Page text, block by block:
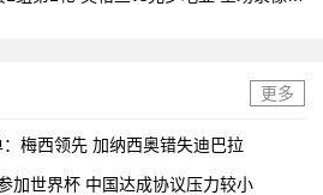
更多
梅西领先 加纳西奥错失迪巴拉
加世界杯 中国达成协议压力较小